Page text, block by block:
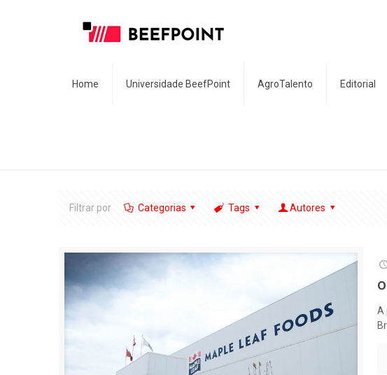
Home Universidade BeefPoint AgroTalento Editorial
Filtrar por Categorias Tags Autores
A